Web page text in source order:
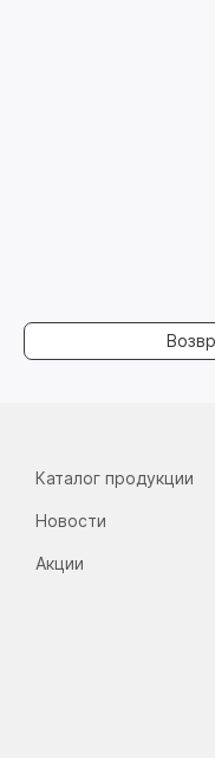
Каталог продукции
Новости
Акции